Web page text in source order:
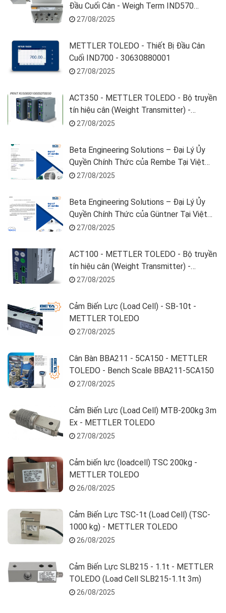
Đầu Cuối Cân - Weigh Term IND570
T57000H600000000A0
27/08/2025
METTLER TOLEDO - Thiết Bị Đầu Cân
Cuối IND700 - 30630880001
27/08/2025
ACT350 - METTLER TOLEDO - Bộ truyền
tín hiệu cân (Weight Transmitter) -
R35000D1000S0E003
27/08/2025
Beta Engineering Solutions – Đại Lý Ủy
Quyền Chính Thức của Rembe Tại Việt
Nam27/08/2025
Beta Engineering Solutions – Đại Lý Ủy
Quyền Chính Thức của Güntner Tại Việt
Nam27/08/2025
ACT100 - METTLER TOLEDO - Bộ truyền
tín hiệu cân (Weight Transmitter) -
30520619
27/08/2025
Cảm Biến Lực (Load Cell) - SB-10t -
METTLER TOLEDO
27/08/2025
Cân Bàn BBA211 - 5CA150 - METTLER
TOLEDO - Bench Scale BBA211-5CA150
27/08/2025
Cảm Biến Lực (Load Cell) MTB-200kg 3m
Ex - METTLER TOLEDO
27/08/2025
Cảm biến lực (loadcell) TSC 200kg -
METTLER TOLEDO
26/08/2025
Cảm Biến Lực TSC-1t (Load Cell) (TSC-
1000 kg) - METTLER TOLEDO
26/08/2025
Cảm Biến Lực SLB215 - 1.1t - METTLER
TOLEDO (Load Cell SLB215-1.1t 3m)
26/08/2025